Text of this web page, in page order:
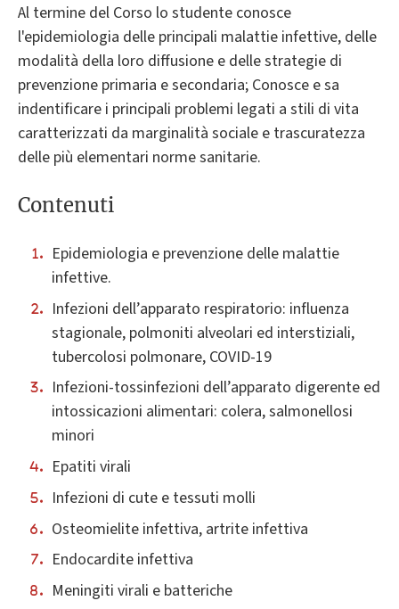
Al termine del Corso lo studente conosce
l'epidemiologia delle principali malattie infettive, delle
modalità della loro diffusione e delle strategie di
prevenzione primaria e secondaria; Conosce e sa
indentificare i principali problemi legati a stili di vita
caratterizzati da marginalità sociale e trascuratezza
delle più elementari norme sanitarie.
Contenuti
Epidemiologia e prevenzione delle malattie
infettive.
Infezioni dell’apparato respiratorio: influenza
stagionale, polmoniti alveolari ed interstiziali,
tubercolosi polmonare, COVID-19
Infezioni-tossinfezioni dell’apparato digerente ed
intossicazioni alimentari: colera, salmonellosi
minori
Epatiti virali
Infezioni di cute e tessuti molli
Osteomielite infettiva, artrite infettiva
Endocardite infettiva
Meningiti virali e batteriche